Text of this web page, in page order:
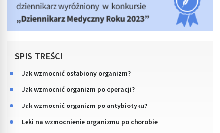
SPIS TREŚCI
Jak wzmocnić osłabiony organizm?
Jak wzmocnić organizm po operacji?
Jak wzmocnić organizm po antybiotyku?
Leki na wzmocnienie organizmu po chorobie